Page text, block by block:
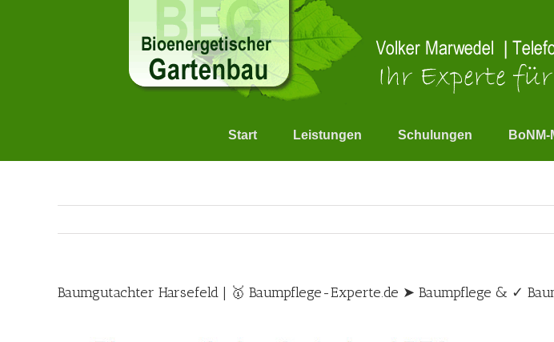
Start Leistungen Schulungen
Baumgutachter Harsefeld | 🥇 Baumpflege-Experte.de ➤ Baumpflege & ✓